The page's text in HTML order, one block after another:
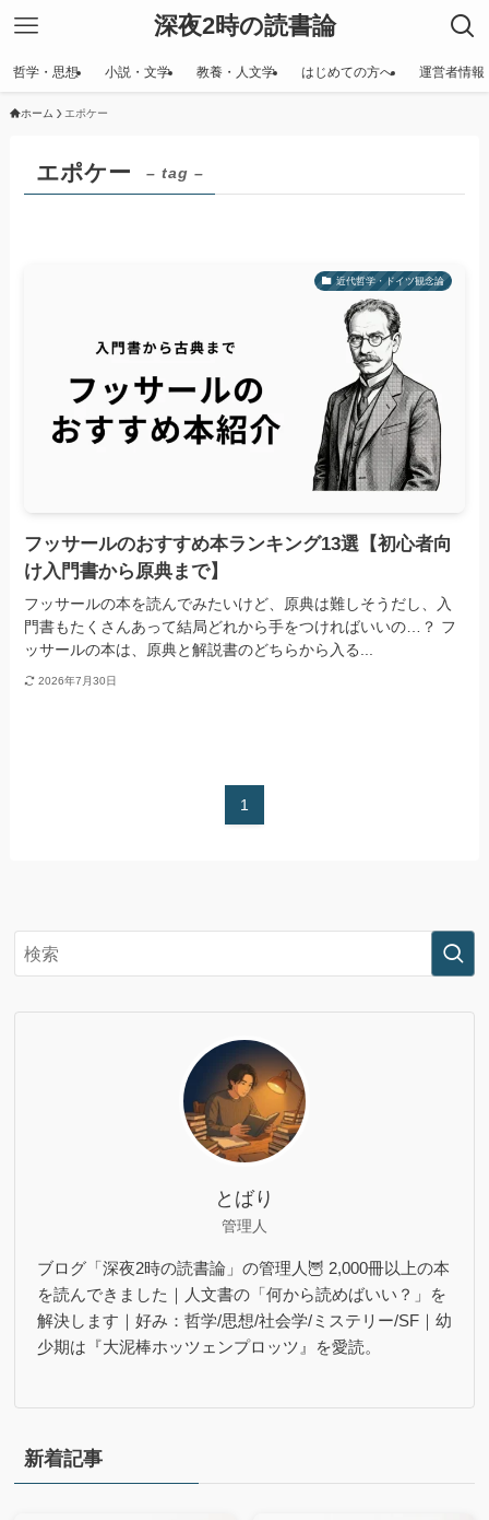
深夜2時の読書論
哲学・思想 小説・文学 教養・人文学 はじめての方へ 運営者情報
ホーム エポケー
エポケー – tag –
近代哲学・ドイツ観念論
フッサールのおすすめ本ランキング13選【初心者向
け入門書から原典まで】
フッサールの本を読んでみたいけど、原典は難しそうだし、入
門書もたくさんあって結局どれから手をつければいいの…？ フ
ッサールの本は、原典と解説書のどちらから入る...
2026年7月30日
1
とばり
管理人
ブログ「深夜2時の読書論」の管理人🦉 2,000冊以上の本
を読んできました｜人文書の「何から読めばいい？」を
解決します｜好み：哲学/思想/社会学/ミステリー/SF｜幼
少期は『大泥棒ホッツェンプロッツ』を愛読。
新着記事